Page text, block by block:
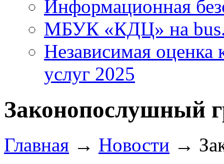
Информационная
МБУК «КДЦ» на
Независимая оценка
услуг 2025
Законопослушный
Главная → Новости →